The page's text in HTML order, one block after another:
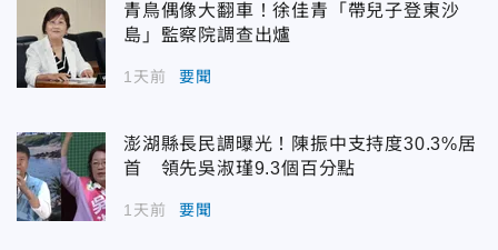
青鳥偶像大翻車！徐佳青「帶兒子登東沙
島」監察院調查出爐
1天前 要聞
澎湖縣長民調曝光！陳振中支持度30.3%居
首 領先吳淑瑾9.3個百分點
1天前 要聞